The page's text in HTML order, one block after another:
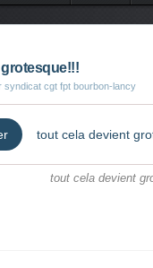
syndicat cgt fpt bourbon-lancy
tout cela devient
tout cela devient